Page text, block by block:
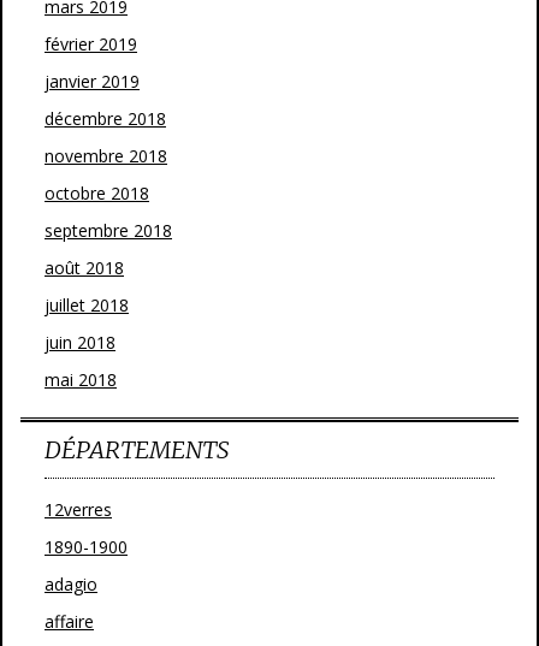
mars 2019
février 2019
janvier 2019
décembre 2018
novembre 2018
octobre 2018
septembre 2018
août 2018
juillet 2018
juin 2018
mai 2018
DÉPARTEMENTS
12verres
1890-1900
adagio
affaire